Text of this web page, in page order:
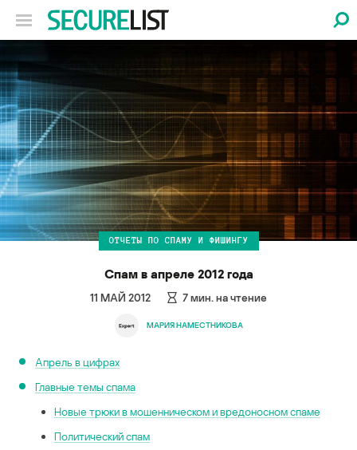
ОТЧЕТЫ ПО СПАМУ И ФИШИНГУ
Спам в апреле 2012 года
11 МАЙ 2012 7мин. на чтение
МАРИЯ НАМЕСТНИКОВА
Апрель в цифрах
Главные темы спама
Новые трюки в мошенническом и вредоносном спаме
Политический спам